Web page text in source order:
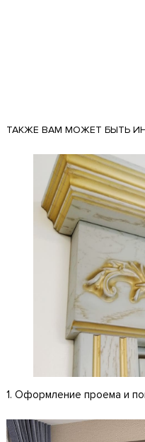
ТАКЖЕ ВАМ МОЖЕТ БЫТЬ
1. Оформление проема и